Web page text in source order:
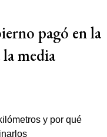
pagó en la
media